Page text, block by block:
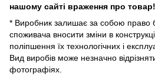
нашому сайті враження про товар!
* Виробник залишає за собою право
споживача вносити зміни в
поліпшення їх технологічних і
Вид виробів може незначно
фотографіях.